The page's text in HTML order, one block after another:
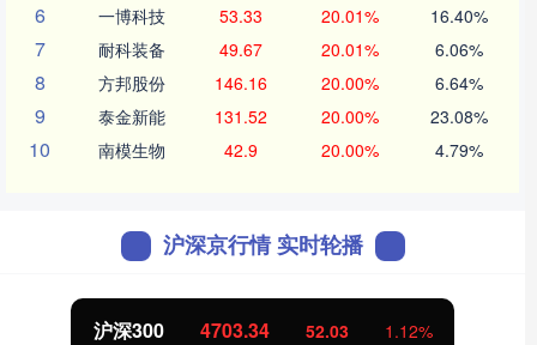
6 一博科技 53.33 20.01% 16.40%
7 耐科装备 49.67 20.01% 6.06%
8 方邦股份 146.16 20.00% 6.64%
9 泰金新能 131.52 20.00% 23.08%
10 南模生物 42.9 20.00% 4.79%
沪深京行情 实时轮播
沪深300 4703.34 52.03 1.12%